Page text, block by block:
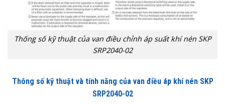
Thống số kỹ thuật của van điều chỉnh áp suất khí nén SKP
SRP2040-02
Thông số kỹ thuật và tính năng của van điều áp khí nén SKP
SRP2040-02